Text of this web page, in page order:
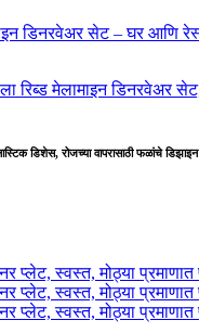
डिशेस, रोजच्या वापरासाठी फळांचे डिझाइन